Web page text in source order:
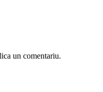
un comentariu.